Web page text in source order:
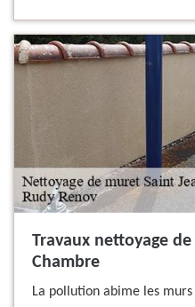
Travaux nettoyage
Chambre
La pollution abime les